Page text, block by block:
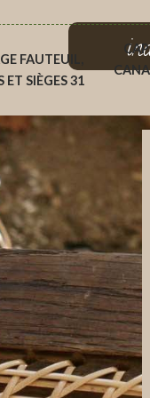
FAUTEUIL,
ET SIÈGES 31